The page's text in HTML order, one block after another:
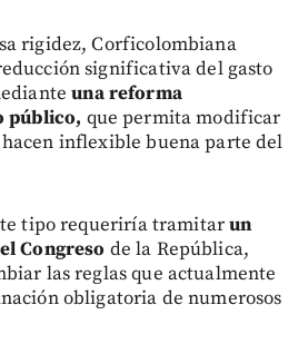
rigidez, Corficolombiana
significativa del gasto
una reforma
público, que permita modificar
inflexible buena parte del
tipo requeriría tramitarun
Congreso de la República,
las reglas que actualmente
obligatoria de numerosos